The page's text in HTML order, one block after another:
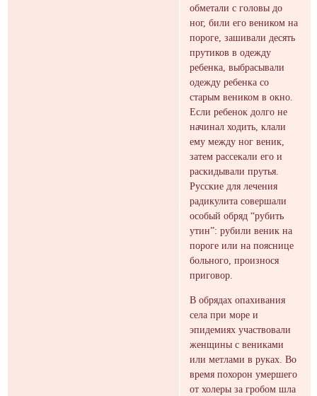
обметали с головы до
ног, били его веником на
пороге, зашивали десять
прутиков в одежду
ребенка, выбрасывали
одежду ребенка со
старым веником в окно.
Если ребенок долго не
начинал ходить, клали
ему между ног веник,
затем рассекали его и
раскидывали прутья.
Русские для лечения
радикулита совершали
особый обряд “рубить
утин”: рубили веник на
пороге или на пояснице
больного, произнося
приговор.
В обрядах опахивания
села при море и
эпидемиях участвовали
женщины с вениками
или метлами в руках. Во
время похорон умершего
от холеры за гробом шла